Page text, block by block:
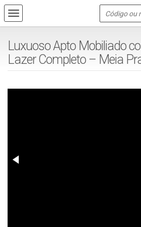
Luxuoso Apto Mobiliado
Lazer Completo – Meia